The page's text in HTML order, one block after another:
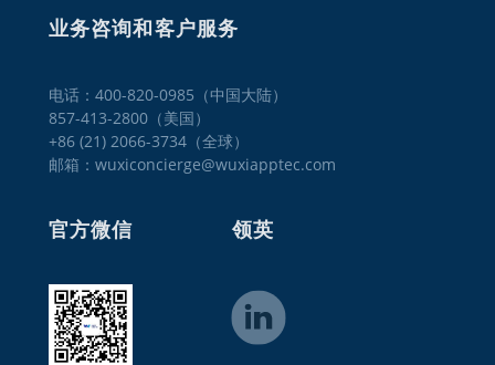
业务咨询和客户服务
电话：400-820-0985（中国大陆）
857-413-2800（美国）
+86 (21) 2066-3734（全球）
邮箱：wuxiconcierge@wuxiapptec.com
官方微信 领英